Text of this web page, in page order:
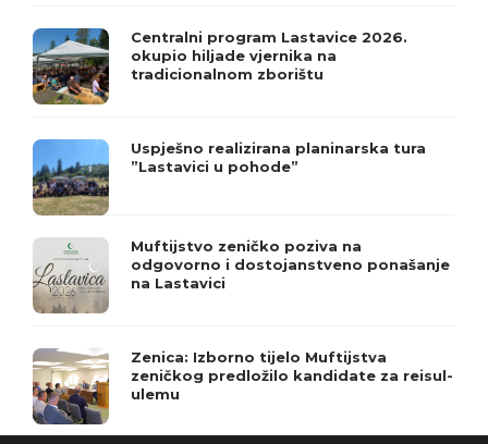
Centralni program Lastavice 2026.
okupio hiljade vjernika na
tradicionalnom zborištu
Uspješno realizirana planinarska tura
”Lastavici u pohode”
Muftijstvo zeničko poziva na
odgovorno i dostojanstveno ponašanje
na Lastavici
Zenica: Izborno tijelo Muftijstva
zeničkog predložilo kandidate za reisul-
ulemu